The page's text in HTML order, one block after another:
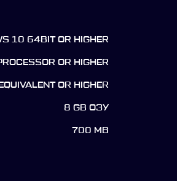
10 64BIT OR HIGHER
OR HIGHER
OR HIGHER
8 GB ОЗУ
700 MB